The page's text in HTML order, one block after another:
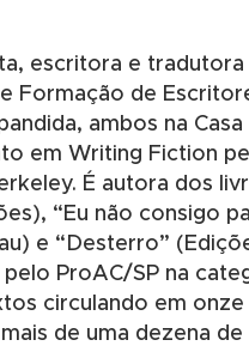
escritora e tradutora
Formação de
ambos na
em Writing Fiction
É autora dos
“Eu não consigo
e “Desterro”
ProAC/SP na
circulando em onze
de uma dezena